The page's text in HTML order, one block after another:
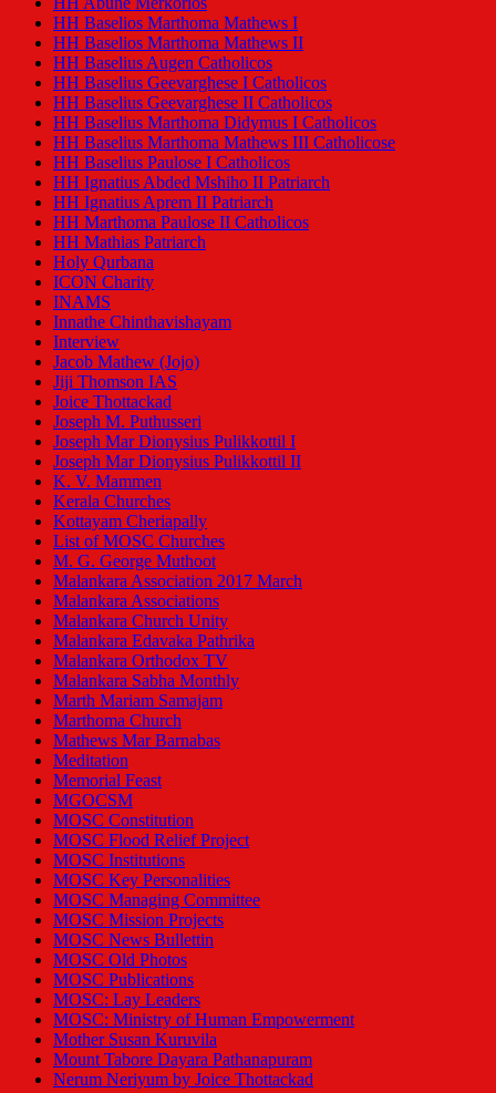
HH Baselios Marthoma Mathews I
HH Baselios Marthoma Mathews II
HH Baselius Augen Catholicos
HH Baselius Geevarghese I Catholicos
HH Baselius Geevarghese II Catholicos
HH Baselius Marthoma Didymus I Catholicos
HH Baselius Marthoma Mathews III Catholicose
HH Baselius Paulose I Catholicos
HH Ignatius Abded Mshiho II Patriarch
HH Ignatius Aprem II Patriarch
HH Marthoma Paulose II Catholicos
HH Mathias Patriarch
Holy Qurbana
ICON Charity
INAMS
Innathe Chinthavishayam
Interview
Jacob Mathew (Jojo)
Jiji Thomson IAS
Joice Thottackad
Joseph M. Puthusseri
Joseph Mar Dionysius Pulikkottil I
Joseph Mar Dionysius Pulikkottil II
K. V. Mammen
Kerala Churches
Kottayam Cheriapally
List of MOSC Churches
M. G. George Muthoot
Malankara Association 2017 March
Malankara Associations
Malankara Church Unity
Malankara Edavaka Pathrika
Malankara Orthodox TV
Malankara Sabha Monthly
Marth Mariam Samajam
Marthoma Church
Mathews Mar Barnabas
Meditation
Memorial Feast
MGOCSM
MOSC Constitution
MOSC Flood Relief Project
MOSC Institutions
MOSC Key Personalities
MOSC Managing Committee
MOSC Mission Projects
MOSC News Bullettin
MOSC Old Photos
MOSC Publications
MOSC: Lay Leaders
MOSC: Ministry of Human Empowerment
Mother Susan Kuruvila
Mount Tabore Dayara Pathanapuram
Nerum Neriyum by Joice Thottackad